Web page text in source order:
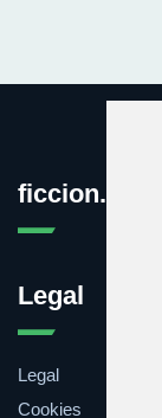
ficcion.es
Legal
Legal
Cookies